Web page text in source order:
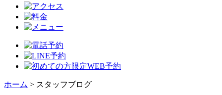
ホーム > スタッフブログ